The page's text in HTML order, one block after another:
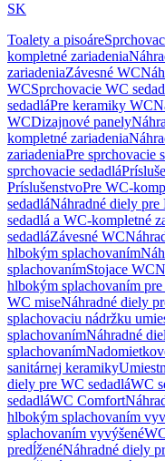
SK
Toalety a pisoáre
kompletné zariadenia
zariadeniaZávesné WC
WCSprchovacie WC
sedadláPre keramiky WC
WCDizajnové panely
kompletné zariadenia
zariadeniaPre sprchovacie
sprchovacie sedadlá
PríslušenstvoPre WC-
sedadláNáhradné diely pre
sedadlá a WC-kompletné
sedadláZávesné WC
hlbokým splachovaním
splachovanímStojace WC
hlbokým splachovaním
WC miseNáhradné diely
splachovaciu nádržku
splachovanímNáhradné
splachovaním
sanitárnej keramiky
diely pre WC sedadláWC
sedadláWC Comfort
hlbokým splachovaním
splachovaním vyvýšené
predĺženéNáhradné diely